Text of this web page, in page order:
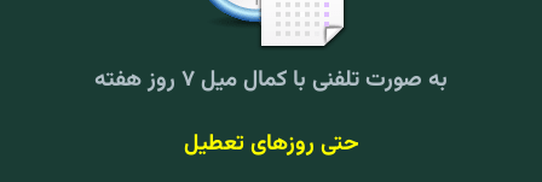
به صورت تلفنی با کمال میل ۷ روز هفته
حتی روزهای تعطیل